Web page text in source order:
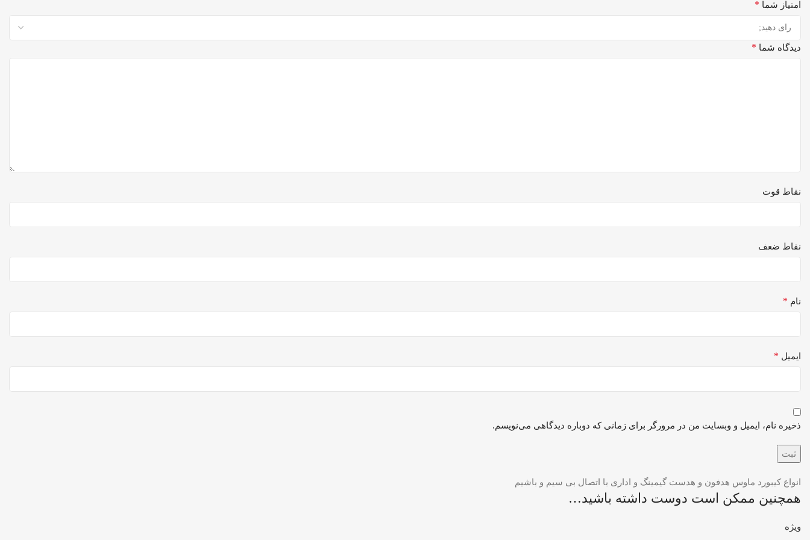
امتیاز شما *
دیدگاه شما *
نقاط قوت
نقاط ضعف
نام *
ایمیل *
ذخیره نام، ایمیل و وبسایت من در مرورگر برای زمانی که دوباره دیدگاهی می‌نویسم.
انواع کیبورد ماوس هدفون و هدست گیمینگ و اداری با اتصال بی سیم و باشیم
همچنین ممکن است دوست داشته باشید…
ویژه